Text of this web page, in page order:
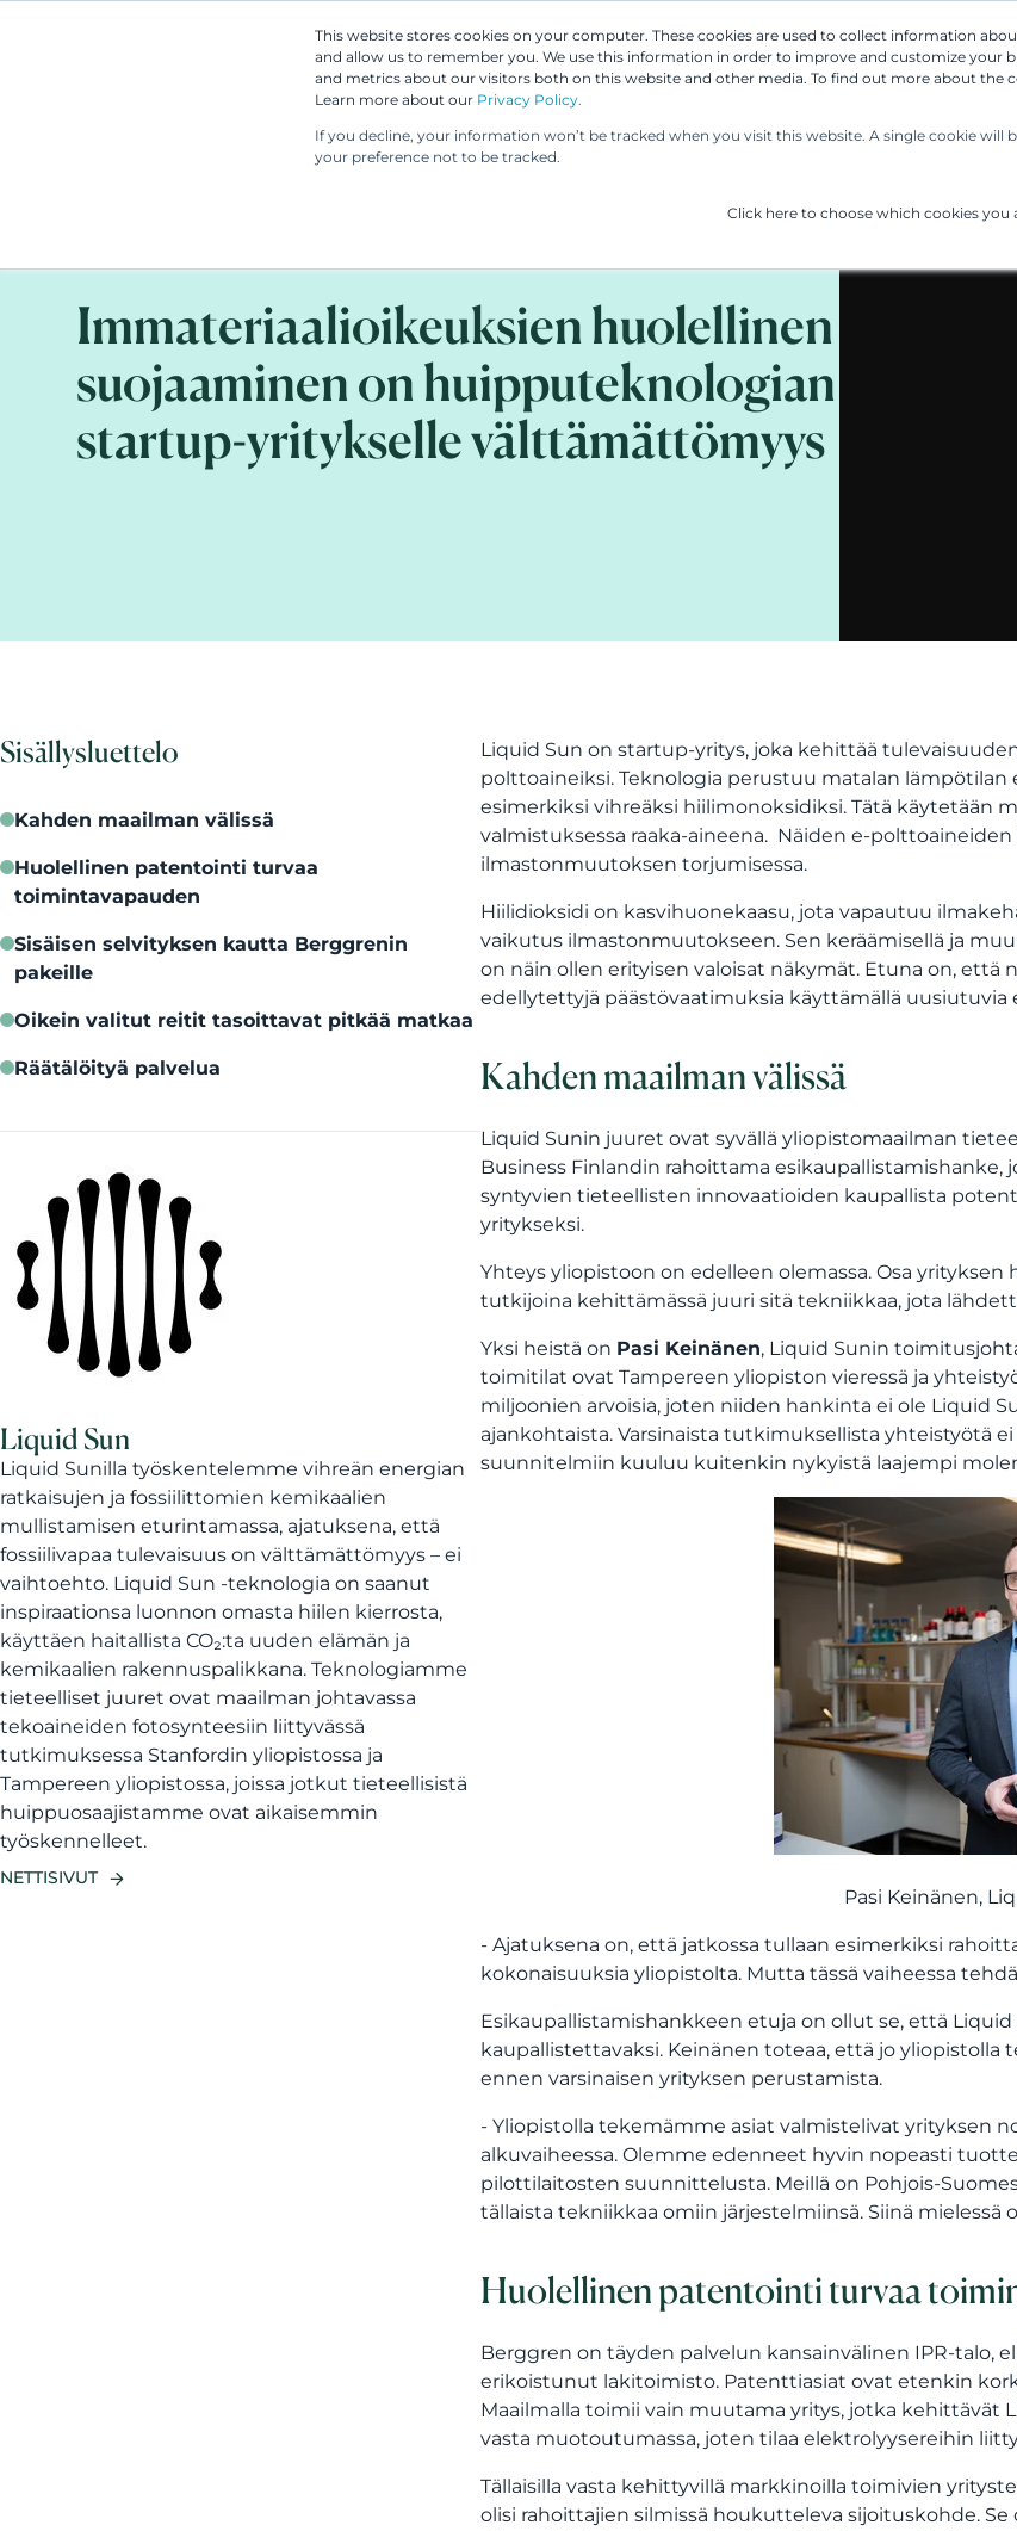
This website stores cookies on your computer. These cookies are used to collect information
and allow us to remember you. We use this information in order to improve and customize your
and metrics about our visitors both on this website and other media. To find out more about the
Learn more about our Privacy Policy.
If you decline, your information won’t be tracked when you visit this website. A single cookie will
your preference not to be tracked.
Click here to choose which cookies you
Asiantuntijamme Palvelumme
Immateriaalioikeuksien huolellinen
suojaaminen on huipputeknologian
startup-yritykselle välttämättömyys
Sisällysluettelo
Kahden maailman välissä
Huolellinen patentointi turvaa
toimintavapauden
Sisäisen selvityksen kautta Berggrenin
pakeille
Oikein valitut reitit tasoittavat pitkää matkaa
Räätälöityä palvelua
Liquid Sun
Liquid Sunilla työskentelemme vihreän energian
ratkaisujen ja fossiilittomien kemikaalien
mullistamisen eturintamassa, ajatuksena, että
fossiilivapaa tulevaisuus on välttämättömyys – ei
vaihtoehto. Liquid Sun -teknologia on saanut
inspiraationsa luonnon omasta hiilen kierrosta,
käyttäen haitallista CO₂:ta uuden elämän ja
kemikaalien rakennuspalikkana. Teknologiamme
tieteelliset juuret ovat maailman johtavassa
tekoaineiden fotosynteesiin liittyvässä
tutkimuksessa Stanfordin yliopistossa ja
Tampereen yliopistossa, joissa jotkut tieteellisistä
huippuosaajistamme ovat aikaisemmin
työskennelleet.
NETTISIVUT
Liquid Sun on startup-yritys, joka kehittää
polttoaineiksi. Teknologia perustuu matalan
esimerkiksi vihreäksi hiilimonoksidiksi. Tätä käytetään
valmistuksessa raaka-aineena. Näiden e-
ilmastonmuutoksen torjumisessa.
Hiilidioksidi on kasvihuonekaasu, jota vapautuu
vaikutus ilmastonmuutokseen. Sen keräämisellä ja
on näin ollen erityisen valoisat näkymät. Etuna on,
edellytettyjä päästövaatimuksia käyttämällä uusiutuvia
Kahden maailman välissä
Liquid Sunin juuret ovat syvällä yliopistomaailman
Business Finlandin rahoittama
syntyvien tieteellisten innovaatioiden kaupallista
yritykseksi.
Yhteys yliopistoon on edelleen olemassa. Osa
tutkijoina kehittämässä juuri sitä tekniikkaa, jota
Yksi heistä on Pasi Keinänen, Liquid Sunin
toimitilat ovat Tampereen yliopiston vieressä ja
miljoonien arvoisia, joten niiden hankinta ei ole Liquid
ajankohtaista. Varsinaista tutkimuksellista yhteistyötä
suunnitelmiin kuuluu kuitenkin nykyistä laajempi
Pasi Keinänen,
- Ajatuksena on, että jatkossa tullaan esimerkiksi
kokonaisuuksia yliopistolta. Mutta tässä vaiheessa
Esikaupallistamishankkeen etuja on ollut se, että
kaupallistettavaksi. Keinänen toteaa, että jo
ennen varsinaisen yrityksen perustamista.
- Yliopistolla tekemämme asiat valmistelivat yrityksen
alkuvaiheessa. Olemme edenneet hyvin nopeasti
pilottilaitosten suunnittelusta. Meillä on Pohjois-
tällaista tekniikkaa omiin järjestelmiinsä. Siinä
Huolellinen patentointi turvaa
Berggren on täyden palvelun kansainvälinen IPR-talo,
erikoistunut lakitoimisto. Patenttiasiat ovat etenkin
Maailmalla toimii vain muutama yritys, jotka kehittävät
vasta muotoutumassa, joten tilaa elektrolyysereihin
Tällaisilla vasta kehittyvillä markkinoilla toimivien
olisi rahoittajien silmissä houkutteleva sijoituskohde.